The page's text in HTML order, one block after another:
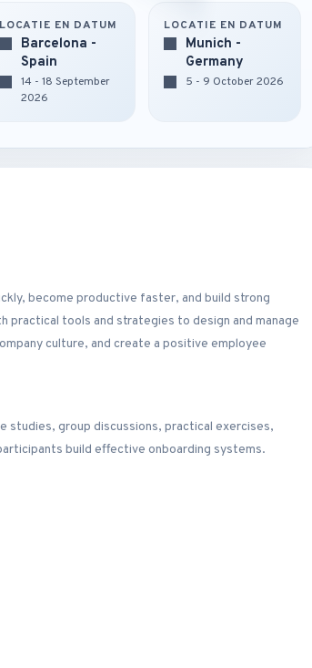
LOCATIE EN DATUM
Barcelona -
Spain
14 - 18 September
2026
LOCATIE EN DATUM
Munich -
Germany
5 - 9 October 2026
become productive faster, and build strong
tools and strategies to design and manage
culture, and create a positive employee
studies, group discussions, practical exercises,
build effective onboarding systems.